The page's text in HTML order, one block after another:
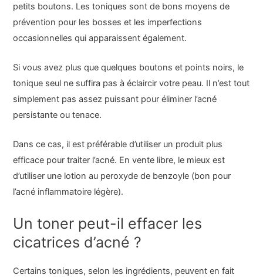
petits boutons. Les toniques sont de bons moyens de
prévention pour les bosses et les imperfections
occasionnelles qui apparaissent également.
Si vous avez plus que quelques boutons et points noirs, le
tonique seul ne suffira pas à éclaircir votre peau. Il n’est tout
simplement pas assez puissant pour éliminer l’acné
persistante ou tenace.
Dans ce cas, il est préférable d’utiliser un produit plus
efficace pour traiter l’acné. En vente libre, le mieux est
d’utiliser une lotion au peroxyde de benzoyle (bon pour
l’acné inflammatoire légère).
Un toner peut-il effacer les
cicatrices d’acné ?
Certains toniques, selon les ingrédients, peuvent en fait